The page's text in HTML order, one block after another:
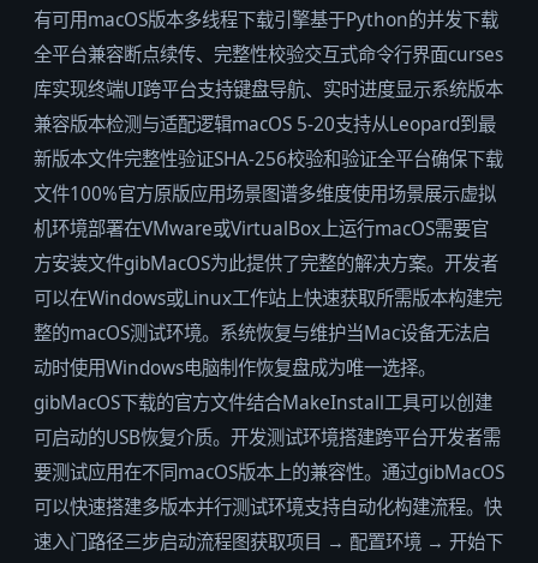
有可用macOS版本多线程下载引擎基于Python的并发下载
全平台兼容断点续传、完整性校验交互式命令行界面curses
库实现终端UI跨平台支持键盘导航、实时进度显示系统版本
兼容版本检测与适配逻辑macOS 5-20支持从Leopard到最
新版本文件完整性验证SHA-256校验和验证全平台确保下载
文件100%官方原版应用场景图谱多维度使用场景展示虚拟
机环境部署在VMware或VirtualBox上运行macOS需要官
方安装文件gibMacOS为此提供了完整的解决方案。开发者
可以在Windows或Linux工作站上快速获取所需版本构建完
整的macOS测试环境。系统恢复与维护当Mac设备无法启
动时使用Windows电脑制作恢复盘成为唯一选择。
gibMacOS下载的官方文件结合MakeInstall工具可以创建
可启动的USB恢复介质。开发测试环境搭建跨平台开发者需
要测试应用在不同macOS版本上的兼容性。通过gibMacOS
可以快速搭建多版本并行测试环境支持自动化构建流程。快
速入门路径三步启动流程图获取项目 → 配置环境 → 开始下